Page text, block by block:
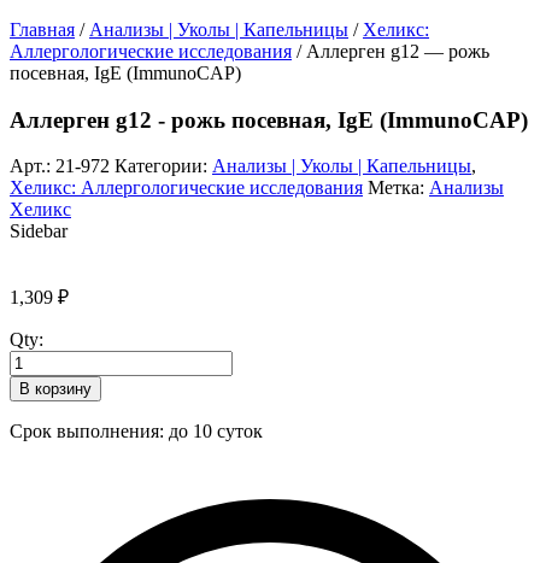
Главная / Анализы | Уколы | Капельницы / Хеликс:
Аллергологические исследования / Аллерген g12 — рожь
посевная, IgE (ImmunoCAP)
Аллерген g12 - рожь посевная, IgE (ImmunoCAP)
Арт.: 21-972 Категории: Анализы | Уколы | Капельницы,
Хеликс: Аллергологические исследования Метка: Анализы
Хеликс
Sidebar
1,309 ₽
Qty:
В корзину
Срок выполнения: до 10 суток